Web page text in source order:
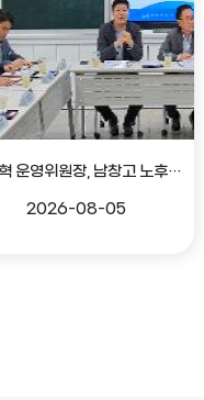
공진혁 운영위원장, 남창고 노후시설 개선 위한 학부모 간담회
2026-08-05